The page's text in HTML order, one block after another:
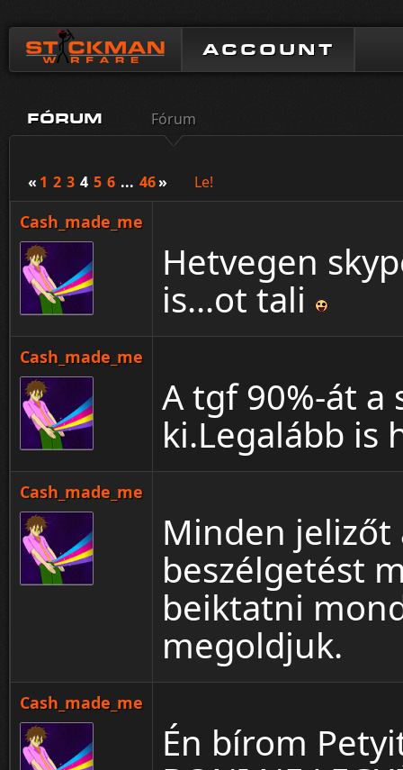
ACCOUNT
FÓRUM Fórum
« 1 2 3 4 5 6 ... 46» Le!
Cash_made_me
Hetvegen
is...ot tali
Cash_made_me
A tgf 90%-át a
ki.Legalább is
Cash_made_me
Minden jelizőt
beszélgetést
beiktatni
megoldjuk.
Cash_made_me
Én bírom